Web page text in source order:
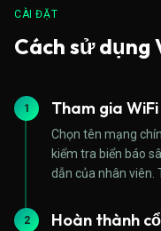
CÀI ĐẶT
Cách sử dụng
1 Tham gia
Chọn tên mạng
kiểm tra biển báo
dẫn của nhân viên.
2 Hoàn thành